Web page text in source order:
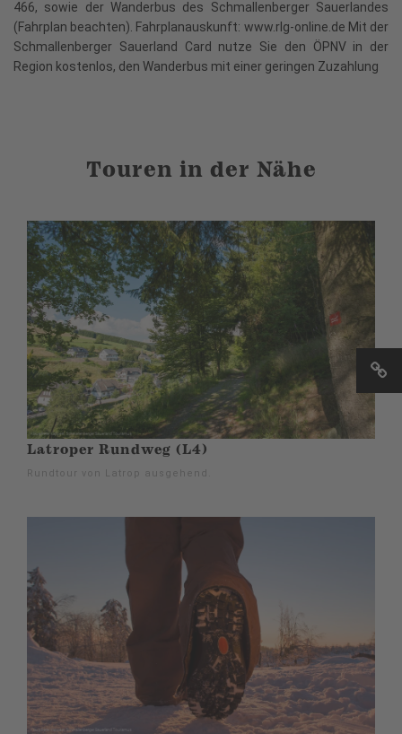
466, sowie der Wanderbus des Schmallenberger Sauerlandes
(Fahrplan beachten). Fahrplanauskunft: www.rlg-online.de Mit der
Schmallenberger Sauerland Card nutze Sie den ÖPNV in der
Region kostenlos, den Wanderbus mit einer geringen Zuzahlung
Touren in der Nähe
Latroper Rundweg (L4)
Rundtour von Latrop ausgehend.